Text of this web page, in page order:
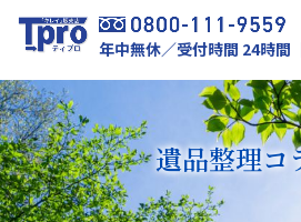
年中無休／受付時間 24時間
遺品整理コ